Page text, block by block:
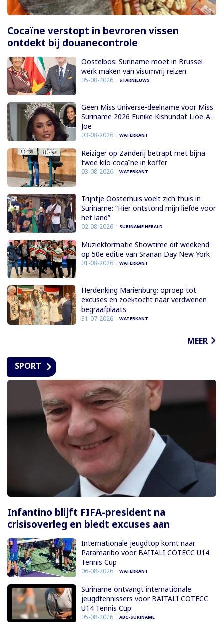
Cocaïne verstopt in bevroren vissen
ontdekt bij douanecontrole
Oostelbos: Suriname moet in Brussel
werk maken van visumvrij reizen
05-08-2026 STARNIEUWS
Geen Miss Universe-deelname voor Miss
Suriname 2026 Eunike Kishundat Lioe-A-
Joe
03-08-2026 WATERKANT
Reiziger op Zanderij betrapt met bijna
twee kilo cocaïne in koffer
03-08-2026 WATERKANT
Trijntje Oosterhuis voelt zich thuis in
Suriname: “Hier ontstond mijn liefde voor
het land”
02-08-2026 SURINAME HERALD
Muziekformatie Showtime dit weekend
op 50e editie van Sranan Day New York
01-08-2026 WATERKANT
Herdenking Mariënburg: oproep tot
excuses en zoektocht naar verdwenen
begraafplaats
31-07-2026 WATERKANT
MEER
SPORT
Infantino blijft FIFA-president na
crisisoverleg en biedt excuses aan
Internationale jeugdtop komt naar
Paramaribo voor BAITALI COTECC U14
Tennis Cup
06-08-2026 WATERKANT
Suriname ontvangt internationale
jeugdtennissers voor BAITALI COTECC
U14 Tennis Cup
05-08-2026 ABC-SURINAME